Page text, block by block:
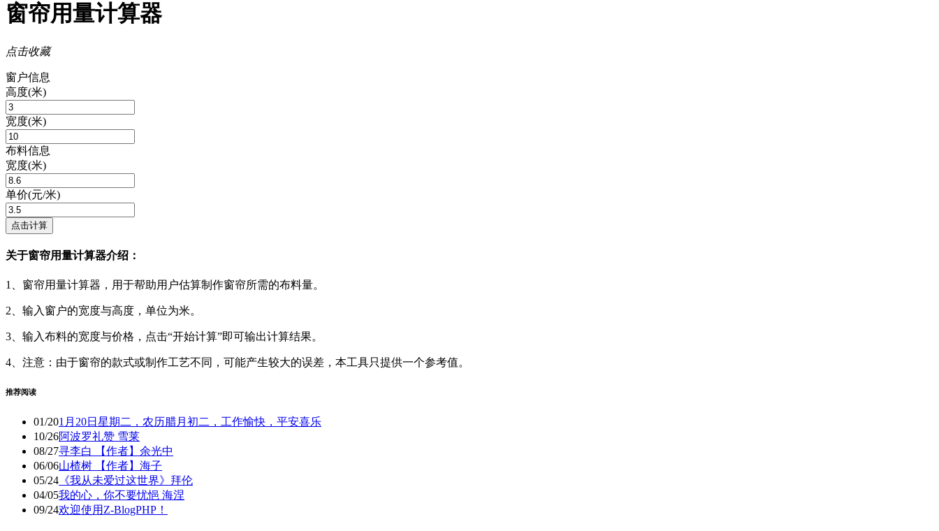
窗帘用量计算器
点击收藏
窗户信息
高度(米)
宽度(米)
布料信息
宽度(米)
单价(元/米)
点击计算
关于窗帘用量计算器介绍：
1、窗帘用量计算器，用于帮助用户估算制作窗帘所需的布料量。
2、输入窗户的宽度与高度，单位为米。
3、输入布料的宽度与价格，点击“开始计算”即可输出计算结果。
4、注意：由于窗帘的款式或制作工艺不同，可能产生较大的误差，本工具只提供一个参考值。
推荐阅读
01/201月20日星期二，农历腊月初二，工作愉快，平安喜乐
10/26阿波罗礼赞 雪莱
08/27寻李白 【作者】余光中
06/06山楂树 【作者】海子
05/24 《我从未爱过这世界》拜伦
04/05我的心，你不要忧悒 海涅
09/24欢迎使用Z-BlogPHP！